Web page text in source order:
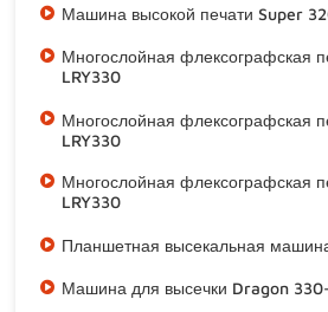
Машина высокой печати Super
Многослойная флексографская
LRY330
Многослойная флексографская
LRY330
Многослойная флексографская
LRY330
Планшетная высекальная
Машина для высечки Dragon